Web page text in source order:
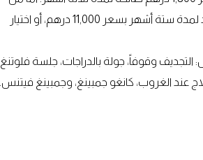
يرغبون بالالتزام بروتين منتظم، فيمكنهم الاستفادة من برنامج لياقة غير محدود لمدة ستة أشهر بسعر 11,000 درهم، أو اختيار
وقوفاً، جولة بالدراجات، جلسة فلوتنغ
عند الغروب، كانغو جمبينغ، وجمبينغ فيتنس.